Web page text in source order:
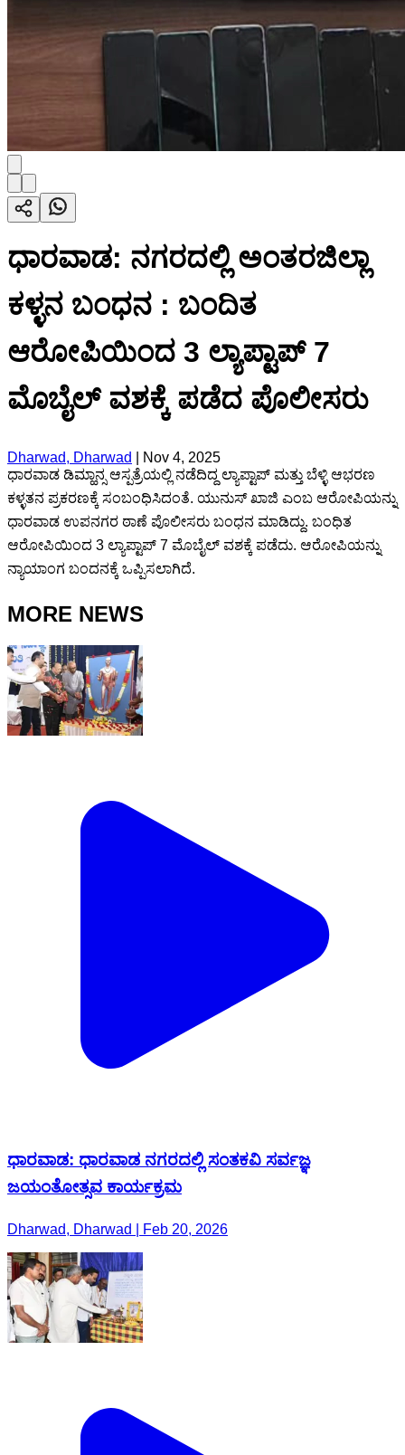
ಧಾರವಾಡ: ನಗರದಲ್ಲಿ ಅಂತರಜಿಲ್ಲಾ
ಕಳ್ಳನ ಬಂಧನ : ಬಂದಿತ
ಆರೋಪಿಯಿಂದ 3 ಲ್ಯಾಪ್ಟಾಪ್ 7
ಮೊಬೈಲ್ ವಶಕ್ಕೆ ಪಡೆದ ಪೊಲೀಸರು
Dharwad, Dharwad
Nov 4, 2025
ಧಾರವಾಡ ಡಿಮ್ಹಾನ್ಸ ಆಸ್ಪತ್ರೆಯಲ್ಲಿ ನಡೆದಿದ್ದ ಲ್ಯಾಪ್ಟಾಪ್ ಮತ್ತು ಬೆಳ್ಳಿ ಆಭರಣ
ಕಳ್ಳತನ ಪ್ರಕರಣಕ್ಕೆ ಸಂಬಂಧಿಸಿದಂತೆ. ಯುನುಸ್ ಖಾಜಿ ಎಂಬ ಆರೋಪಿಯನ್ನು
ಧಾರವಾಡ ಉಪನಗರ ಠಾಣೆ ಪೊಲೀಸರು ಬಂಧನ ಮಾಡಿದ್ದು. ಬಂಧಿತ
ಆರೋಪಿಯಿಂದ 3 ಲ್ಯಾಪ್ಟಾಪ್ 7 ಮೊಬೈಲ್ ವಶಕ್ಕೆ ಪಡೆದು. ಆರೋಪಿಯನ್ನು
ನ್ಯಾಯಾಂಗ ಬಂದನಕ್ಕೆ ಒಪ್ಪಿಸಲಾಗಿದೆ.
MORE NEWS
ಧಾರವಾಡ: ಧಾರವಾಡ ನಗರದಲ್ಲಿ ಸಂತಕವಿ ಸರ್ವಜ್ಞ
ಜಯಂತೋತ್ಸವ ಕಾರ್ಯಕ್ರಮ
Dharwad, Dharwad | Feb 20, 2026